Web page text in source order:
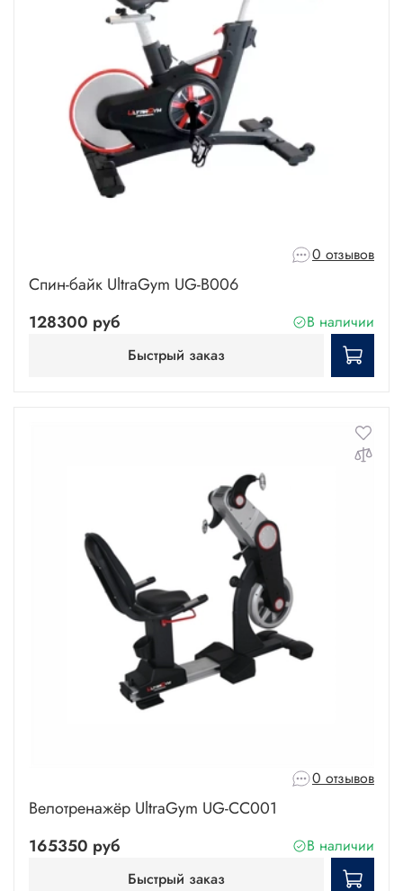
0 отзывов
Спин-байк UltraGym UG-B006
128300 руб
В наличии
Быстрый заказ
0 отзывов
Велотренажёр UltraGym UG-CC001
165350 руб
В наличии
Быстрый заказ